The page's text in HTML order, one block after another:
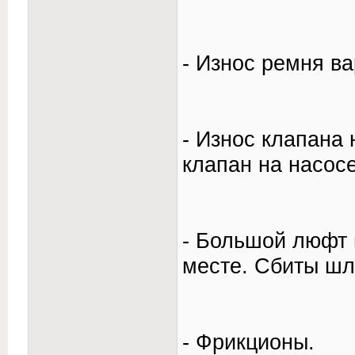
- Износ ремня
- Износ клапана
клапан на
- Большой люфт
месте. Сбиты
- Фрикционы.